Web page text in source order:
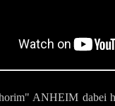
ANHEIM dabei